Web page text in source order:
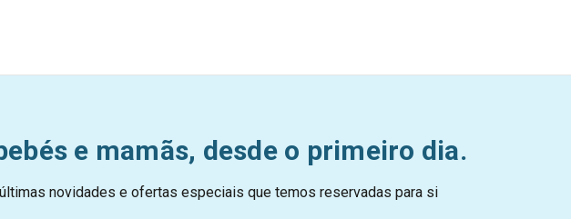
e mamãs, desde o primeiro dia.
novidades e ofertas especiais que temos reservadas para si